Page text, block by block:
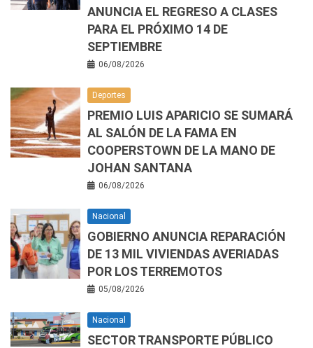
ANUNCIA EL REGRESO A CLASES
PARA EL PRÓXIMO 14 DE
SEPTIEMBRE
06/08/2026
Deportes
PREMIO LUIS APARICIO SE SUMARÁ
AL SALÓN DE LA FAMA EN
COOPERSTOWN DE LA MANO DE
JOHAN SANTANA
06/08/2026
Nacional
GOBIERNO ANUNCIA REPARACIÓN
DE 13 MIL VIVIENDAS AVERIADAS
POR LOS TERREMOTOS
05/08/2026
Nacional
SECTOR TRANSPORTE PÚBLICO